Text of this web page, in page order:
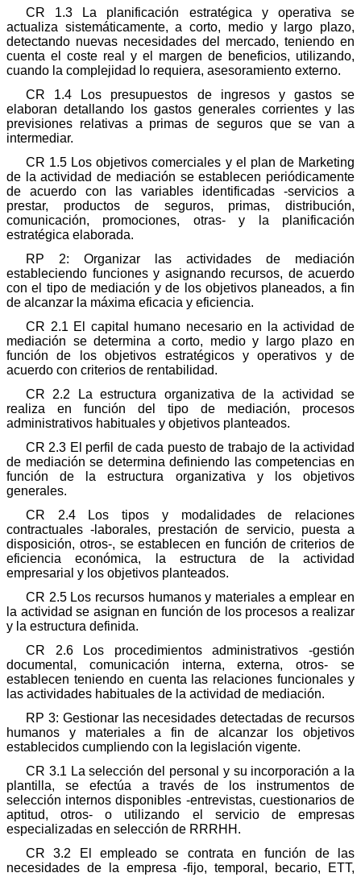
CR 1.3 La planificación estratégica y operativa se
actualiza sistemáticamente, a corto, medio y largo plazo,
detectando nuevas necesidades del mercado, teniendo en
cuenta el coste real y el margen de beneficios, utilizando,
cuando la complejidad lo requiera, asesoramiento externo.
CR 1.4 Los presupuestos de ingresos y gastos se
elaboran detallando los gastos generales corrientes y las
previsiones relativas a primas de seguros que se van a
intermediar.
CR 1.5 Los objetivos comerciales y el plan de Marketing
de la actividad de mediación se establecen periódicamente
de acuerdo con las variables identificadas -servicios a
prestar, productos de seguros, primas, distribución,
comunicación, promociones, otras- y la planificación
estratégica elaborada.
RP 2: Organizar las actividades de mediación
estableciendo funciones y asignando recursos, de acuerdo
con el tipo de mediación y de los objetivos planeados, a fin
de alcanzar la máxima eficacia y eficiencia.
CR 2.1 El capital humano necesario en la actividad de
mediación se determina a corto, medio y largo plazo en
función de los objetivos estratégicos y operativos y de
acuerdo con criterios de rentabilidad.
CR 2.2 La estructura organizativa de la actividad se
realiza en función del tipo de mediación, procesos
administrativos habituales y objetivos planteados.
CR 2.3 El perfil de cada puesto de trabajo de la actividad
de mediación se determina definiendo las competencias en
función de la estructura organizativa y los objetivos
generales.
CR 2.4 Los tipos y modalidades de relaciones
contractuales -laborales, prestación de servicio, puesta a
disposición, otros-, se establecen en función de criterios de
eficiencia económica, la estructura de la actividad
empresarial y los objetivos planteados.
CR 2.5 Los recursos humanos y materiales a emplear en
la actividad se asignan en función de los procesos a realizar
y la estructura definida.
CR 2.6 Los procedimientos administrativos -gestión
documental, comunicación interna, externa, otros- se
establecen teniendo en cuenta las relaciones funcionales y
las actividades habituales de la actividad de mediación.
RP 3: Gestionar las necesidades detectadas de recursos
humanos y materiales a fin de alcanzar los objetivos
establecidos cumpliendo con la legislación vigente.
CR 3.1 La selección del personal y su incorporación a la
plantilla, se efectúa a través de los instrumentos de
selección internos disponibles -entrevistas, cuestionarios de
aptitud, otros- o utilizando el servicio de empresas
especializadas en selección de RRRHH.
CR 3.2 El empleado se contrata en función de las
necesidades de la empresa -fijo, temporal, becario, ETT,